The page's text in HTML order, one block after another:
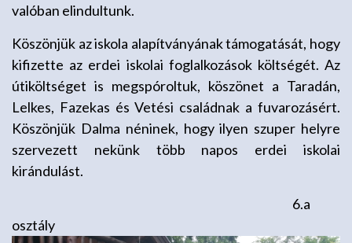
valóban elindultunk.
Köszönjük az iskola alapítványának támogatását, hogy
kifizette az erdei iskolai foglalkozások költségét. Az
útiköltséget is megspóroltuk, köszönet a Taradán,
Lelkes, Fazekas és Vetési családnak a fuvarozásért.
Köszönjük Dalma néninek, hogy ilyen szuper helyre
szervezett nekünk több napos erdei iskolai
kirándulást.
6.a
osztály